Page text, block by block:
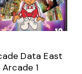
Data East
Arcade 1